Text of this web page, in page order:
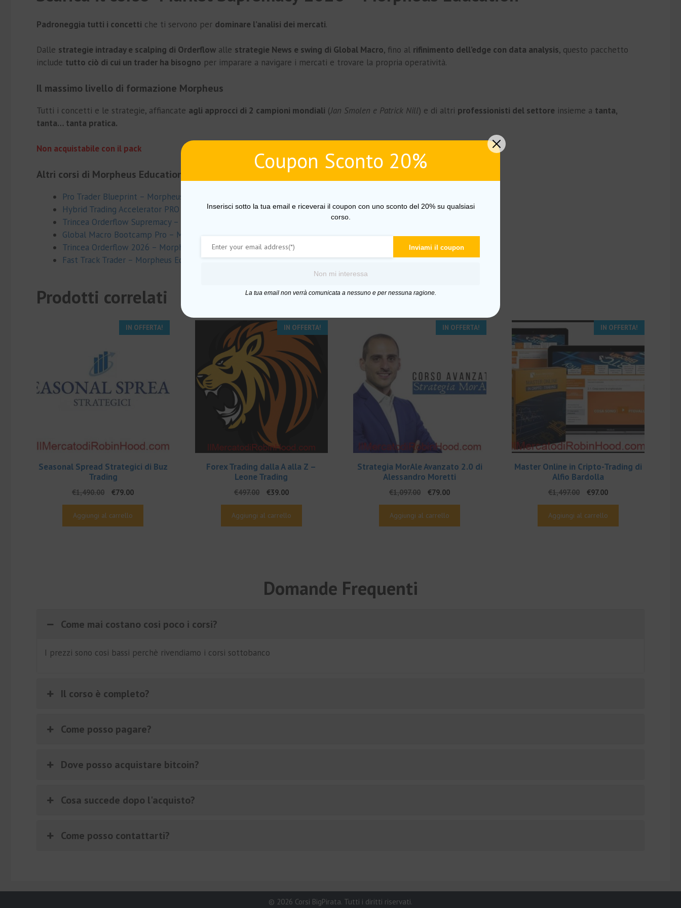
Padroneggia tutti i concetti che ti servono per dominare l’analisi dei mercati.
Dalle strategie intraday e scalping di Orderflow alle strategie News e swing di Global Macro, fino al rifinimento dell’edge con data analysis, questo pacchetto
include tutto ciò di cui un trader ha bisogno per imparare a navigare i mercati e trovare la propria operatività.
Il massimo livello di formazione Morpheus
Tutti i concetti e le strategie, affiancate agli approcci di 2 campioni mondiali (Jan Smolen e Patrick Nill) e di altri professionisti del settore insieme a tanta,
tanta… tanta pratica.
Non acquistabile con il pack
Altri corsi di Morpheus Education
Pro Trader Blueprint – Morpheus Education
Hybrid Trading Accelerator PRO – Morpheus Education
Trincea Orderflow Supremacy – Morpheus Education
Global Macro Bootcamp Pro – Morpheus Education
Trincea Orderflow 2026 – Morpheus Education
Fast Track Trader – Morpheus Education
Prodotti correlati
IN OFFERTA!
Seasonal Spread Strategici di Buz
Trading
€1,490.00
Il
prezzo
originale
€79.00Il
prezzo
Aggiungi al carrello
IN OFFERTA!
Forex Trading dalla A alla Z –
Leone Trading
€497.00
Il
prezzo
originale
€39.00Il
prezzo
attuale
Aggiungi al carrello
IN OFFERTA!
Strategia MorAle Avanzato 2.0 di
Alessandro Moretti
€1,097.00
Il
prezzo
originale
€79.00Il
prezzo
Aggiungi al carrello
IN OFFERTA!
Master Online in Cripto-Trading di
Alfio Bardolla
€1,497.00
Il
prezzo
originale
€97.00Il
prezzo
attuale
Aggiungi al carrello
Domande Frequenti
Come mai costano cosi poco i corsi?
I prezzi sono cosi bassi perchè rivendiamo i corsi sottobanco
Il corso è completo?
Come posso pagare?
Dove posso acquistare bitcoin?
Cosa succede dopo l'acquisto?
Come posso contattarti?
© 2026 Corsi BigPirata. Tutti i diritti riservati.
Coupon Sconto 20%
Inserisci sotto la tua email e riceverai il coupon con uno sconto del 20% su qualsiasi
corso.
Inviami il coupon
Non mi interessa
La tua email non verrà comunicata a nessuno e per nessuna ragione.